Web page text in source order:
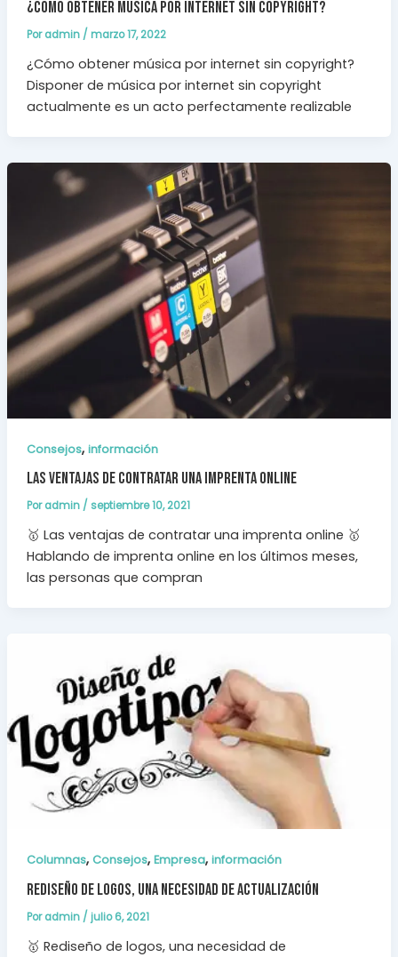
¿Cómo obtener música por internet sin copyright?
Poradmin / marzo 17, 2022
¿Cómo obtener música por internet sin copyright?
Disponer de música por internet sin copyright
actualmente es un acto perfectamente realizable
Consejos, información
Las ventajas de contratar una imprenta online
Poradmin / septiembre 10, 2021
🥇 Las ventajas de contratar una imprenta online 🥇
Hablando de imprenta online en los últimos meses,
las personas que compran
Columnas, Consejos, Empresa, información
Rediseño de logos, una necesidad de actualización
Poradmin / julio 6, 2021
🥇 Rediseño de logos, una necesidad de